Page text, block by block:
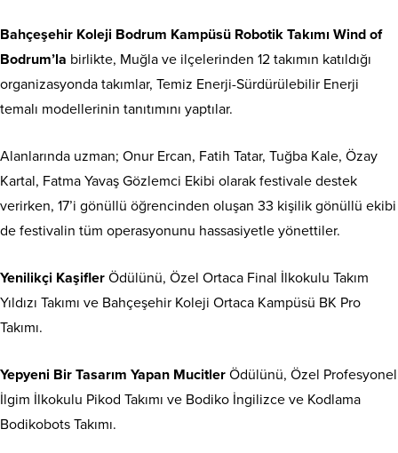
Bahçeşehir Koleji Bodrum Kampüsü Robotik Takımı Wind of
Bodrum’la birlikte, Muğla ve ilçelerinden 12 takımın katıldığı
organizasyonda takımlar, Temiz Enerji-Sürdürülebilir Enerji
temalı modellerinin tanıtımını yaptılar.
Alanlarında uzman; Onur Ercan, Fatih Tatar, Tuğba Kale, Özay
Kartal, Fatma Yavaş Gözlemci Ekibi olarak festivale destek
verirken, 17’i gönüllü öğrencinden oluşan 33 kişilik gönüllü ekibi
de festivalin tüm operasyonunu hassasiyetle yönettiler.
Yenilikçi Kaşifler Ödülünü, Özel Ortaca Final İlkokulu Takım
Yıldızı Takımı ve Bahçeşehir Koleji Ortaca Kampüsü BK Pro
Takımı.
Yepyeni Bir Tasarım Yapan Mucitler Ödülünü, Özel Profesyonel
İlgim İlkokulu Pikod Takımı ve Bodiko İngilizce ve Kodlama
Bodikobots Takımı.